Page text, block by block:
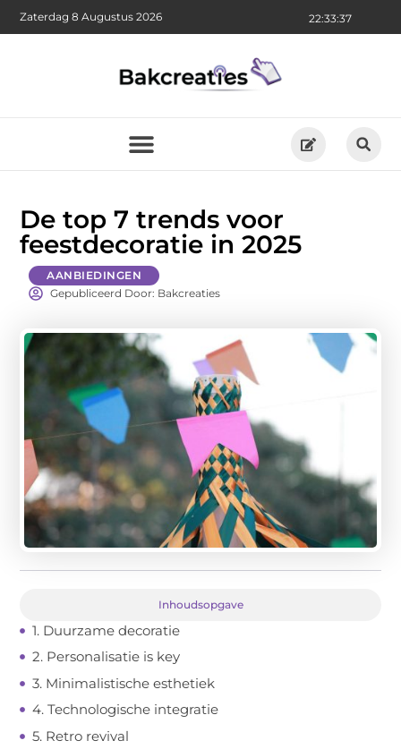
22:33:39
Zaterdag 8 Augustus 2026
De top 7 trends voor
feestdecoratie in 2025
AANBIEDINGEN
Gepubliceerd Door: Bakcreaties
Inhoudsopgave
1. Duurzame decoratie
2. Personalisatie is key
3. Minimalistische esthetiek
4. Technologische integratie
5. Retro revival